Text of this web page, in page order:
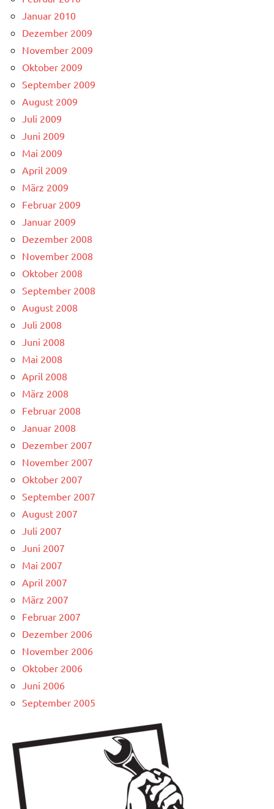
Januar 2010
Dezember 2009
November 2009
Oktober 2009
September 2009
August 2009
Juli 2009
Juni 2009
Mai 2009
April 2009
März 2009
Februar 2009
Januar 2009
Dezember 2008
November 2008
Oktober 2008
September 2008
August 2008
Juli 2008
Juni 2008
Mai 2008
April 2008
März 2008
Februar 2008
Januar 2008
Dezember 2007
November 2007
Oktober 2007
September 2007
August 2007
Juli 2007
Juni 2007
Mai 2007
April 2007
März 2007
Februar 2007
Dezember 2006
November 2006
Oktober 2006
Juni 2006
September 2005